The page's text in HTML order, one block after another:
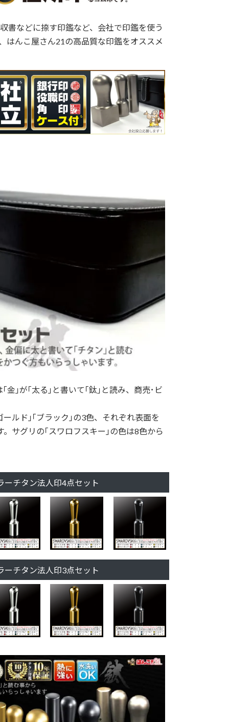
書などに捺す印鑑など、会社で印鑑を使う
はんこ屋さん21の高品質な印鑑をオススメ
金｣が｢太る｣と書いて｢鈦｣と読み、商売･ビ
ルド｣｢ブラック｣の3色、それぞれ表面を
サグリの｢スワロフスキー｣の色は8色から
ーチタン法人印4点セット
ーチタン法人印3点セット